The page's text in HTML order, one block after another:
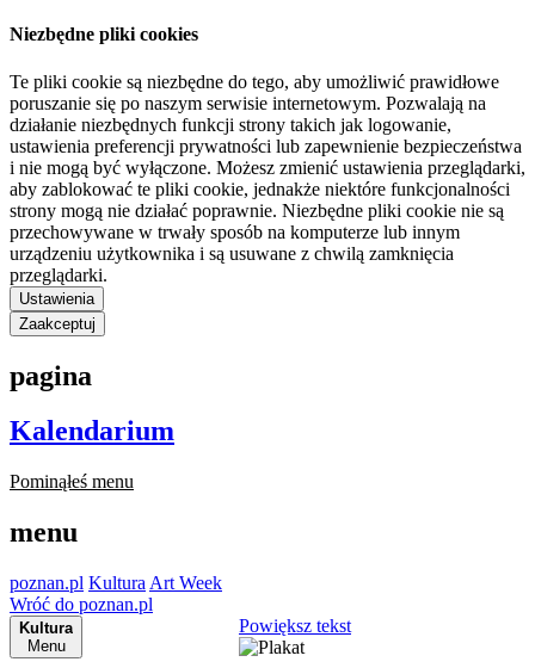
Niezbędne pliki cookies
Te pliki cookie są niezbędne do tego, aby umożliwić prawidłowe
poruszanie się po naszym serwisie internetowym. Pozwalają na
działanie niezbędnych funkcji strony takich jak logowanie,
ustawienia preferencji prywatności lub zapewnienie bezpieczeństwa
i nie mogą być wyłączone. Możesz zmienić ustawienia przeglądarki,
aby zablokować te pliki cookie, jednakże niektóre funkcjonalności
strony mogą nie działać poprawnie. Niezbędne pliki cookie nie są
przechowywane w trwały sposób na komputerze lub innym
urządzeniu użytkownika i są usuwane z chwilą zamknięcia
przeglądarki.
Ustawienia
Zaakceptuj
pagina
Kalendarium
Pominąłeś menu
menu
poznan.pl Kultura Art Week
Wróć do poznan.pl
Kultura
Menu
Powiększ tekst